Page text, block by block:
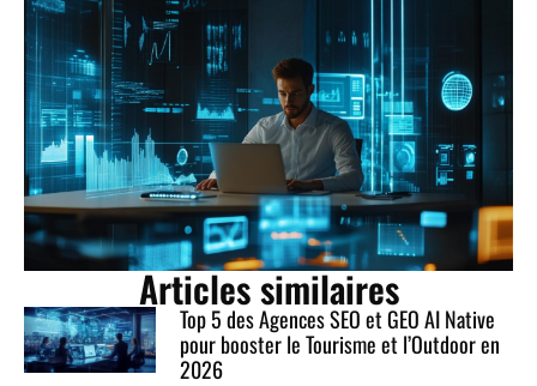
Articles similaires
Top 5 des Agences SEO et GEO AI Native
pour booster le Tourisme et l’Outdoor en
2026